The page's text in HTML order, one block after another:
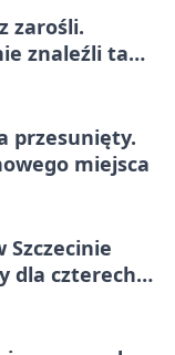
zarośli.
znaleźli tam
przesunięty.
miejsca
Szczecinie
dla czterech